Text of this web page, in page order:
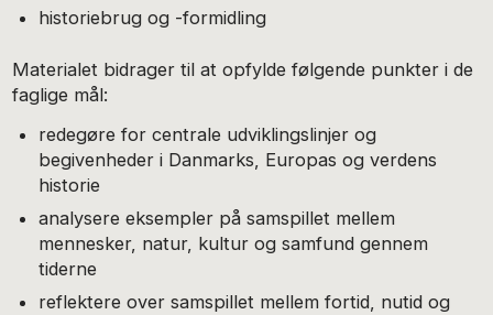
historiebrug og -formidling
Materialet bidrager til at opfylde følgende punkter i de
faglige mål:
redegøre for centrale udviklingslinjer og
begivenheder i Danmarks, Europas og verdens
historie
analysere eksempler på samspillet mellem
mennesker, natur, kultur og samfund gennem
tiderne
reflektere over samspillet mellem fortid, nutid og